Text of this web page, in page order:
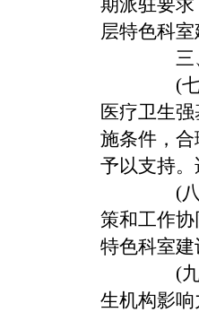
期派驻要
层特色科室
三
(
医疗卫生
施条件，
予以支持
(
策和工作
特色科室建
(
生机构影